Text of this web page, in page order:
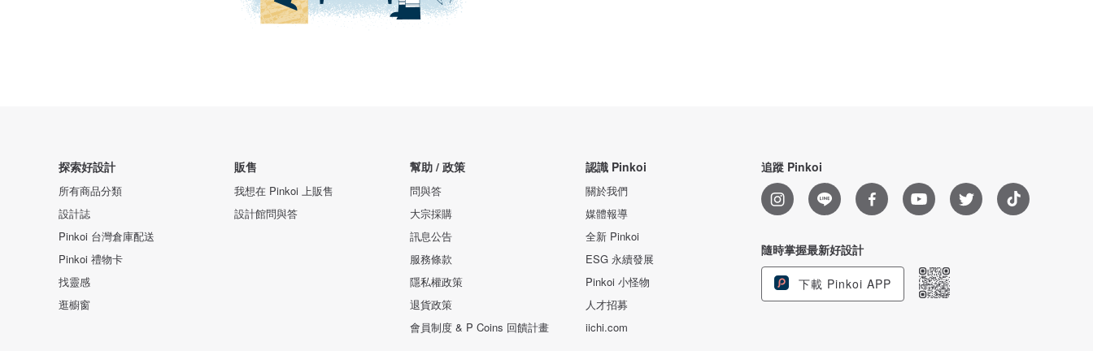
探索好設計
所有商品分類
設計誌
Pinkoi 台灣倉庫配送
Pinkoi 禮物卡
找靈感
逛櫥窗
販售
我想在 Pinkoi 上販售
設計館問與答
幫助 / 政策
問與答
大宗採購
訊息公告
服務條款
隱私權政策
退貨政策
會員制度 & P Coins 回饋計畫
認識 Pinkoi
關於我們
媒體報導
全新 Pinkoi
ESG 永續發展
Pinkoi 小怪物
人才招募
iichi.com
追蹤 Pinkoi
隨時掌握最新好設計
下載 Pinkoi APP